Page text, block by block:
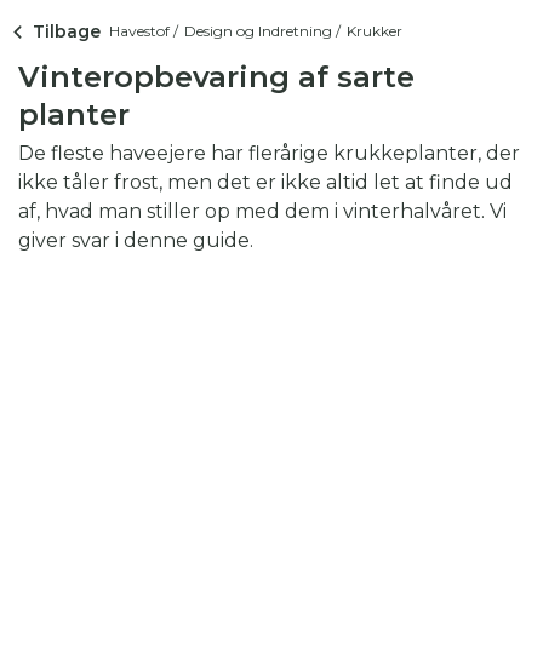
Tilbage Havestof / Design og Indretning / Krukker
Vinteropbevaring af sarte
planter
De fleste haveejere har flerårige krukkeplanter, der
ikke tåler frost, men det er ikke altid let at finde ud
af, hvad man stiller op med dem i vinterhalvåret. Vi
giver svar i denne guide.